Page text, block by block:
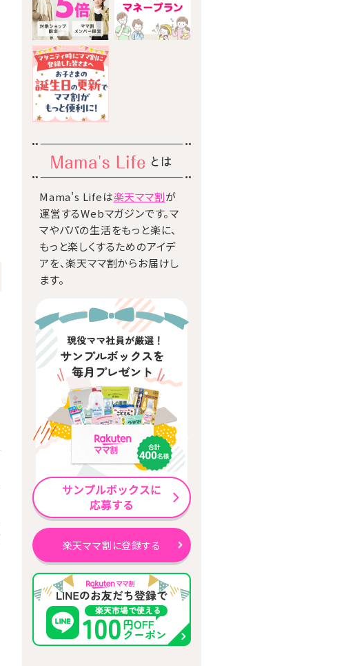
とは
Mama's Lifeは楽天ママ割が
運営するWebマガジンです。マ
マやパパの生活をもっと楽に、
もっと楽しくするためのアイデ
アを、楽天ママ割からお届けし
ます。
楽天ママ割に登録する